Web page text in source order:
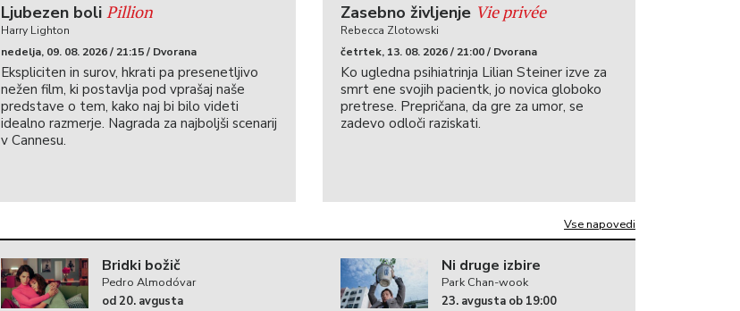
Ljubezen boli Pillion
Harry Lighton
nedelja, 09. 08. 2026 / 21:15 / Dvorana
Ekspliciten in surov, hkrati pa presenetljivo
nežen film, ki postavlja pod vprašaj naše
predstave o tem, kako naj bi bilo videti
idealno razmerje. Nagrada za najboljši scenarij
v Cannesu.
Zasebno življenje Vie privée
Rebecca Zlotowski
četrtek, 13. 08. 2026 / 21:00 / Dvorana
Ko ugledna psihiatrinja Lilian Steiner izve za
smrt ene svojih pacientk, jo novica globoko
pretrese. Prepričana, da gre za umor, se
zadevo odloči raziskati.
Vse napovedi
Bridki božič
Pedro Almodóvar
od 20. avgusta
Ni druge izbire
Park Chan-wook
23. avgusta ob 19:00